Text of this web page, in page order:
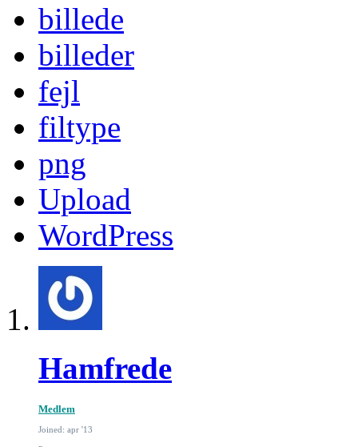
billede
billeder
fejl
filtype
png
Upload
WordPress
Hamfrede
Medlem
Joined: apr '13